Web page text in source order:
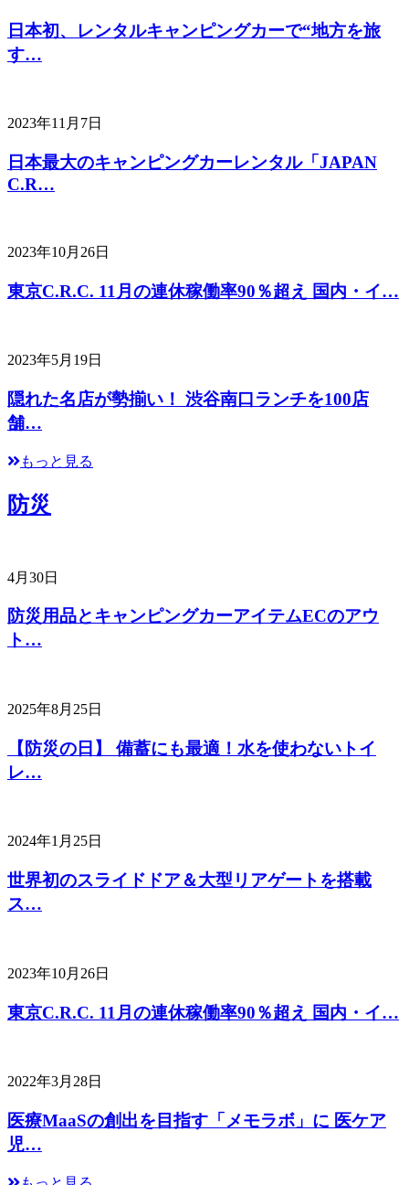
日本初、レンタルキャンピングカーで“地方を旅
す…
2023年11月7日
日本最大のキャンピングカーレンタル「JAPAN
C.R…
2023年10月26日
東京C.R.C. 11月の連休稼働率90％超え 国内・イ…
2023年5月19日
隠れた名店が勢揃い！ 渋谷南口ランチを100店
舗…
もっと見る
防災
4月30日
防災用品とキャンピングカーアイテムECのアウ
ト…
2025年8月25日
【防災の日】 備蓄にも最適！水を使わないトイ
レ…
2024年1月25日
世界初のスライドドア＆大型リアゲートを搭載
ス…
2023年10月26日
東京C.R.C. 11月の連休稼働率90％超え 国内・イ…
2022年3月28日
医療MaaSの創出を目指す「メモラボ」に 医ケア
児…